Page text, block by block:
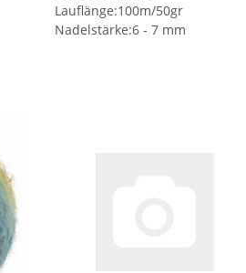
Lauflänge:100m/50gr
Nadelstärke:6 - 7 mm